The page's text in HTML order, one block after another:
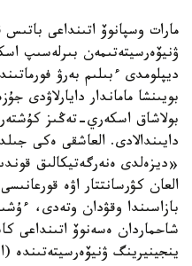
مارات وسپانوۆ اتىنداعى باتىس
ۋنيۆەرسيتەتىمەن بىرلەسىپ
ديپلومدى ءبىلىم بەرۋ
بويىنشا ماماندار دايارلاۋدى
بولاشاق اسكەري-تەڭىز
دايىندالادى. العاشقى ەكى
«ديزەلدى ەنەرگەتيكالىق
العان كۋرسانتتار اۋە
بازاسىندا وقۋدان وتەدى،
شاحماردان ەسەنوۆ اتىنداعى
ينجينيرينگ ۋنيۆەرسيتەتىندە